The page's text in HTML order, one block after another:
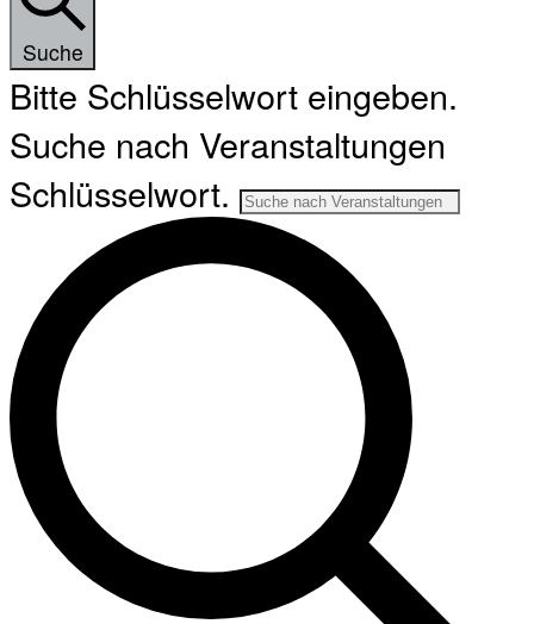
Suche
Bitte Schlüsselwort eingeben.
Suche nach Veranstaltungen
Schlüsselwort.